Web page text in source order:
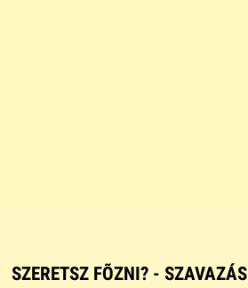
SZERETSZ FÕZNI? - SZAVAZÁS